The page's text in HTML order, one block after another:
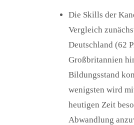
Die Skills der
Vergleich
Deutschland (62
Großbritannien
Bildungsstand
wenigsten wird
heutigen Zeit
Abwandlung